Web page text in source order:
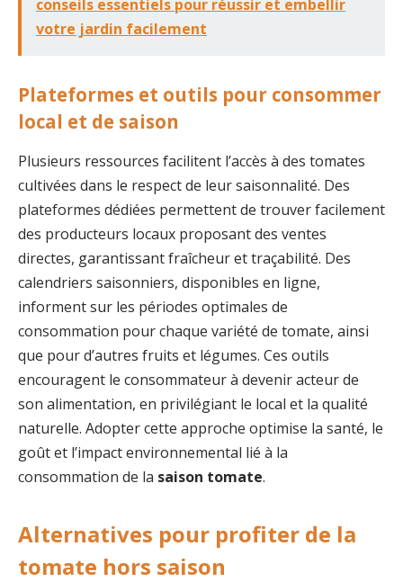
conseils essentiels pour réussir et embellir
votre jardin facilement
Plateformes et outils pour consommer
local et de saison
Plusieurs ressources facilitent l’accès à des tomates
cultivées dans le respect de leur saisonnalité. Des
plateformes dédiées permettent de trouver facilement
des producteurs locaux proposant des ventes
directes, garantissant fraîcheur et traçabilité. Des
calendriers saisonniers, disponibles en ligne,
informent sur les périodes optimales de
consommation pour chaque variété de tomate, ainsi
que pour d’autres fruits et légumes. Ces outils
encouragent le consommateur à devenir acteur de
son alimentation, en privilégiant le local et la qualité
naturelle. Adopter cette approche optimise la santé, le
goût et l’impact environnemental lié à la
consommation de la saison tomate.
Alternatives pour profiter de la
tomate hors saison